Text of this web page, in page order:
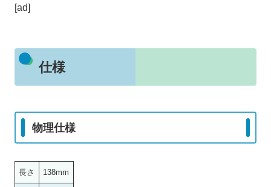
[ad]
仕様
物理仕様
長さ 138mm